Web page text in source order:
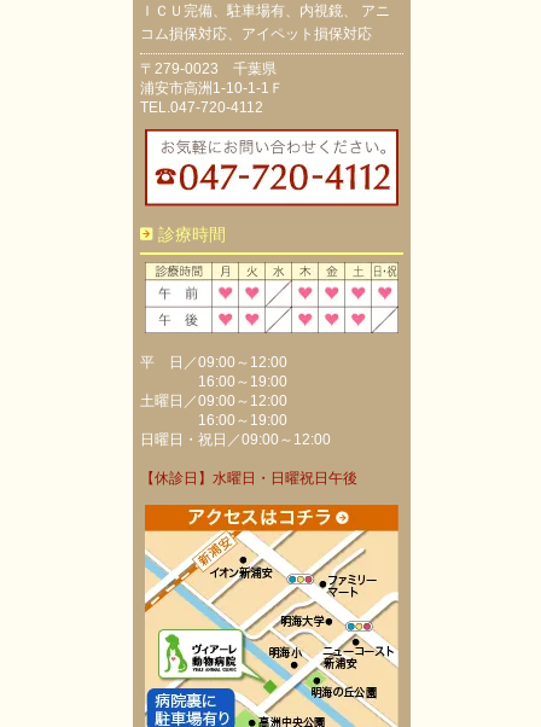
ＩＣＵ完備、駐車場有、内視鏡、 アニ
コム損保対応、アイペット損保対応
〒279-0023 千葉県
浦安市高洲1-10-1-1Ｆ
TEL.047-720-4112
診療時間
平 日／09:00～12:00
16:00～19:00
土曜日／09:00～12:00
16:00～19:00
日曜日・祝日／09:00～12:00
【休診日】水曜日・日曜祝日午後